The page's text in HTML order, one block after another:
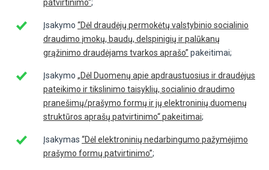
patvirtinimo“;
Įsakymo “Dėl draudėjų permokėtų valstybinio socialinio
draudimo įmokų, baudų, delspinigių ir palūkanų
grąžinimo draudėjams tvarkos aprašo” pakeitimai;
Įsakymo „Dėl Duomenų apie apdraustuosius ir draudėjus
pateikimo ir tikslinimo taisyklių, socialinio draudimo
pranešimų/prašymo formų ir jų elektroninių duomenų
struktūros aprašų patvirtinimo“ pakeitimai;
Įsakymas “Dėl elektroninių nedarbingumo pažymėjimo
prašymo formų patvirtinimo”;